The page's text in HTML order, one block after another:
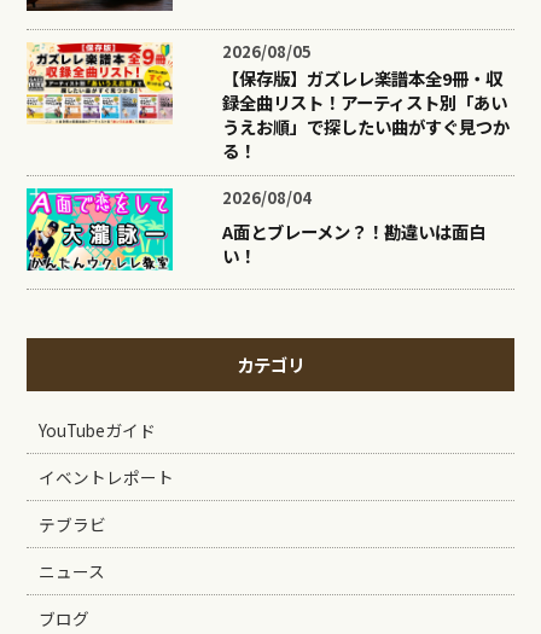
2026/08/05
【保存版】ガズレレ楽譜本全9冊・収
録全曲リスト！アーティスト別「あい
うえお順」で探したい曲がすぐ見つか
る！
2026/08/04
A面とブレーメン？！勘違いは面白
い！
カテゴリ
YouTubeガイド
イベントレポート
テブラビ
ニュース
ブログ